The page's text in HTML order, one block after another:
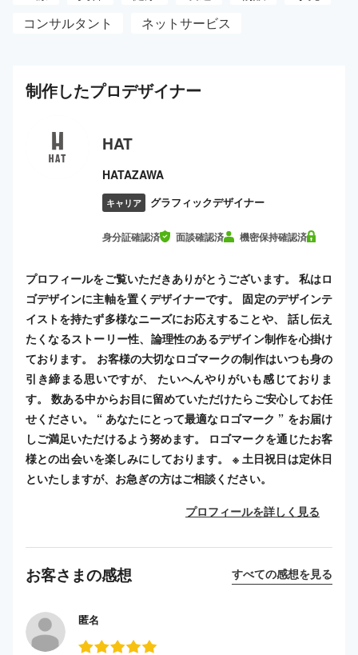
コンサルタント
ネットサービス
制作したプロデザイナー
HAT
HATAZAWA
キャリア グラフィックデザイナー
身分証確認済 面談確認済 機密保持確認済
プロフィールをご覧いただきありがとうございます。 私はロ
ゴデザインに主軸を置くデザイナーです。 固定のデザインテ
イストを持たず多様なニーズにお応えすることや、 話し伝え
たくなるストーリー性、論理性のあるデザイン制作を心掛け
ております。 お客様の大切なロゴマークの制作はいつも身の
引き締まる思いですが、 たいへんやりがいも感じておりま
す。 数ある中からお目に留めていただけたらご安心してお任
せください。 “ あなたにとって最適なロゴマーク ” をお届け
しご満足いただけるよう努めます。 ロゴマークを通じたお客
様との出会いを楽しみにしております。 ※ 土日祝日は定休日
といたしますが、お急ぎの方はご相談ください。
プロフィールを詳しく見る
お客さまの感想 すべての感想を見る
匿名